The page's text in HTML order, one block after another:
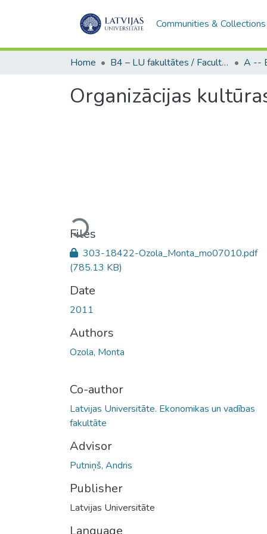
Communities & Collections
Home B4 – LU fakultātes / Faculties of the UL
Organizācijas
Loading...
Files
303-18422-Ozola_Monta_mo07010.pdf
(785.13 KB)
Date
2011
Authors
Ozola, Monta
Co-author
Latvijas Universitāte. Ekonomikas un vadības
fakultāte
Advisor
Putniņš, Andris
Publisher
Latvijas Universitāte
Language